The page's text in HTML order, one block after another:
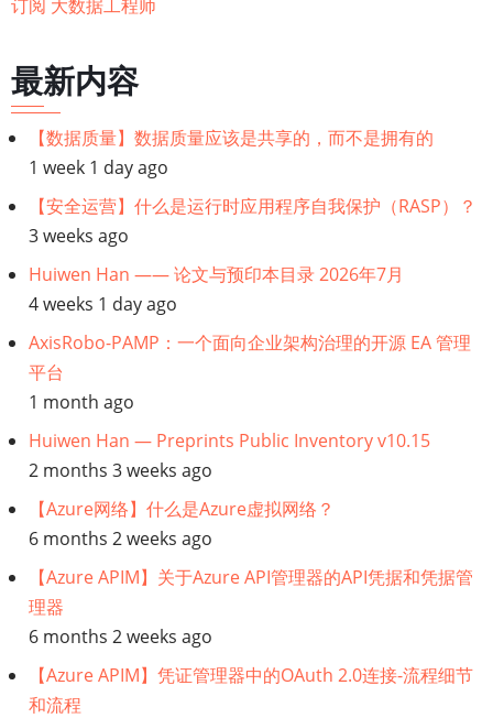
分
（081-
订阅 大数据工程师
最新内容
【数据质量】数据质量应该是共享的，而不是拥有的
1 week 1 day ago
【安全运营】什么是运行时应用程序自我保护（RASP）？
3 weeks ago
Huiwen Han —— 论文与预印本目录 2026年7月
4 weeks 1 day ago
AxisRobo-PAMP：一个面向企业架构治理的开源 EA 管理
平台
1 month ago
Huiwen Han — Preprints Public Inventory v10.15
2 months 3 weeks ago
【Azure网络】什么是Azure虚拟网络？
6 months 2 weeks ago
【Azure APIM】关于Azure API管理器的API凭据和凭据管
理器
6 months 2 weeks ago
【Azure APIM】凭证管理器中的OAuth 2.0连接-流程细节
和流程